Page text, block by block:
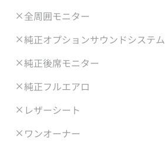
全周囲モニター
純正オプションサウンドシステム
純正後席モニター
純正フルエアロ
レザーシート
ワンオーナー